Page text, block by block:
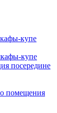
купе
купе
посередине
помещения